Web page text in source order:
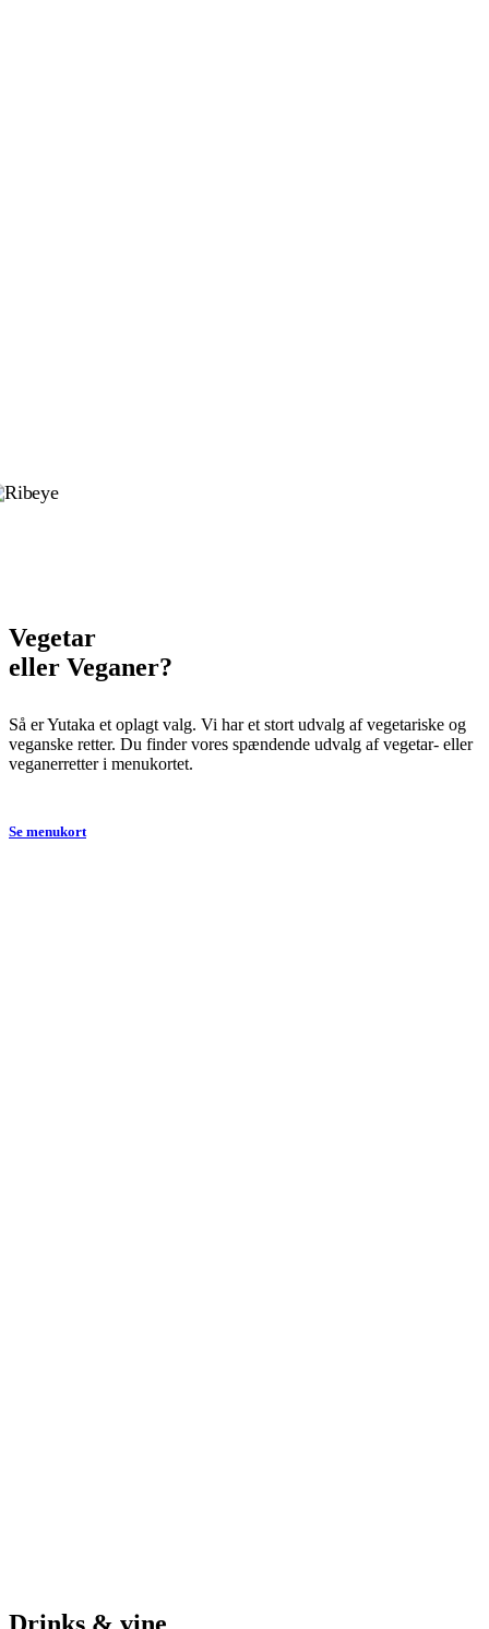
Vegetar
eller Veganer?
Så er Yutaka et oplagt valg. Vi har et stort udvalg af vegetariske og
veganske retter. Du finder vores spændende udvalg af vegetar- eller
veganerretter i menukortet.
Se menukort